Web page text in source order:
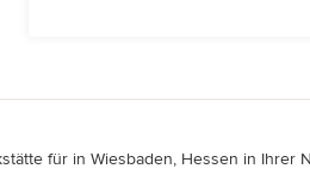
für in Wiesbaden, Hessen in